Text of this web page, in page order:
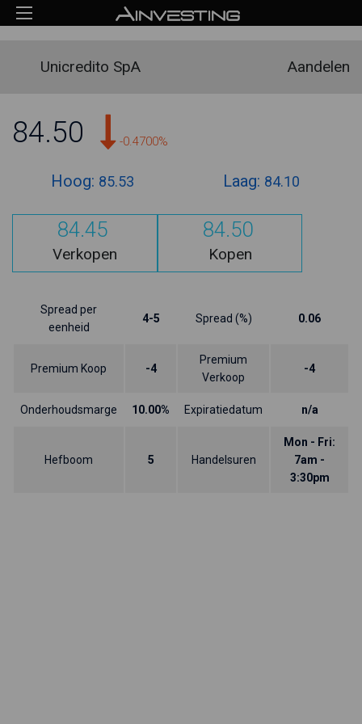
Unicredito SpA Aandelen
84.50 -0.4700%
Hoog: 85.53 Laag: 84.10
84.45
Verkopen
84.50
Kopen
Spread per
eenheid
4-5 Spread (%) 0.06
Premium Koop -4
Premium
Verkoop
-4
Onderhoudsmarge 10.00% Expiratiedatum n/a
Hefboom 5 Handelsuren
Mon - Fri:
7am -
3:30pm